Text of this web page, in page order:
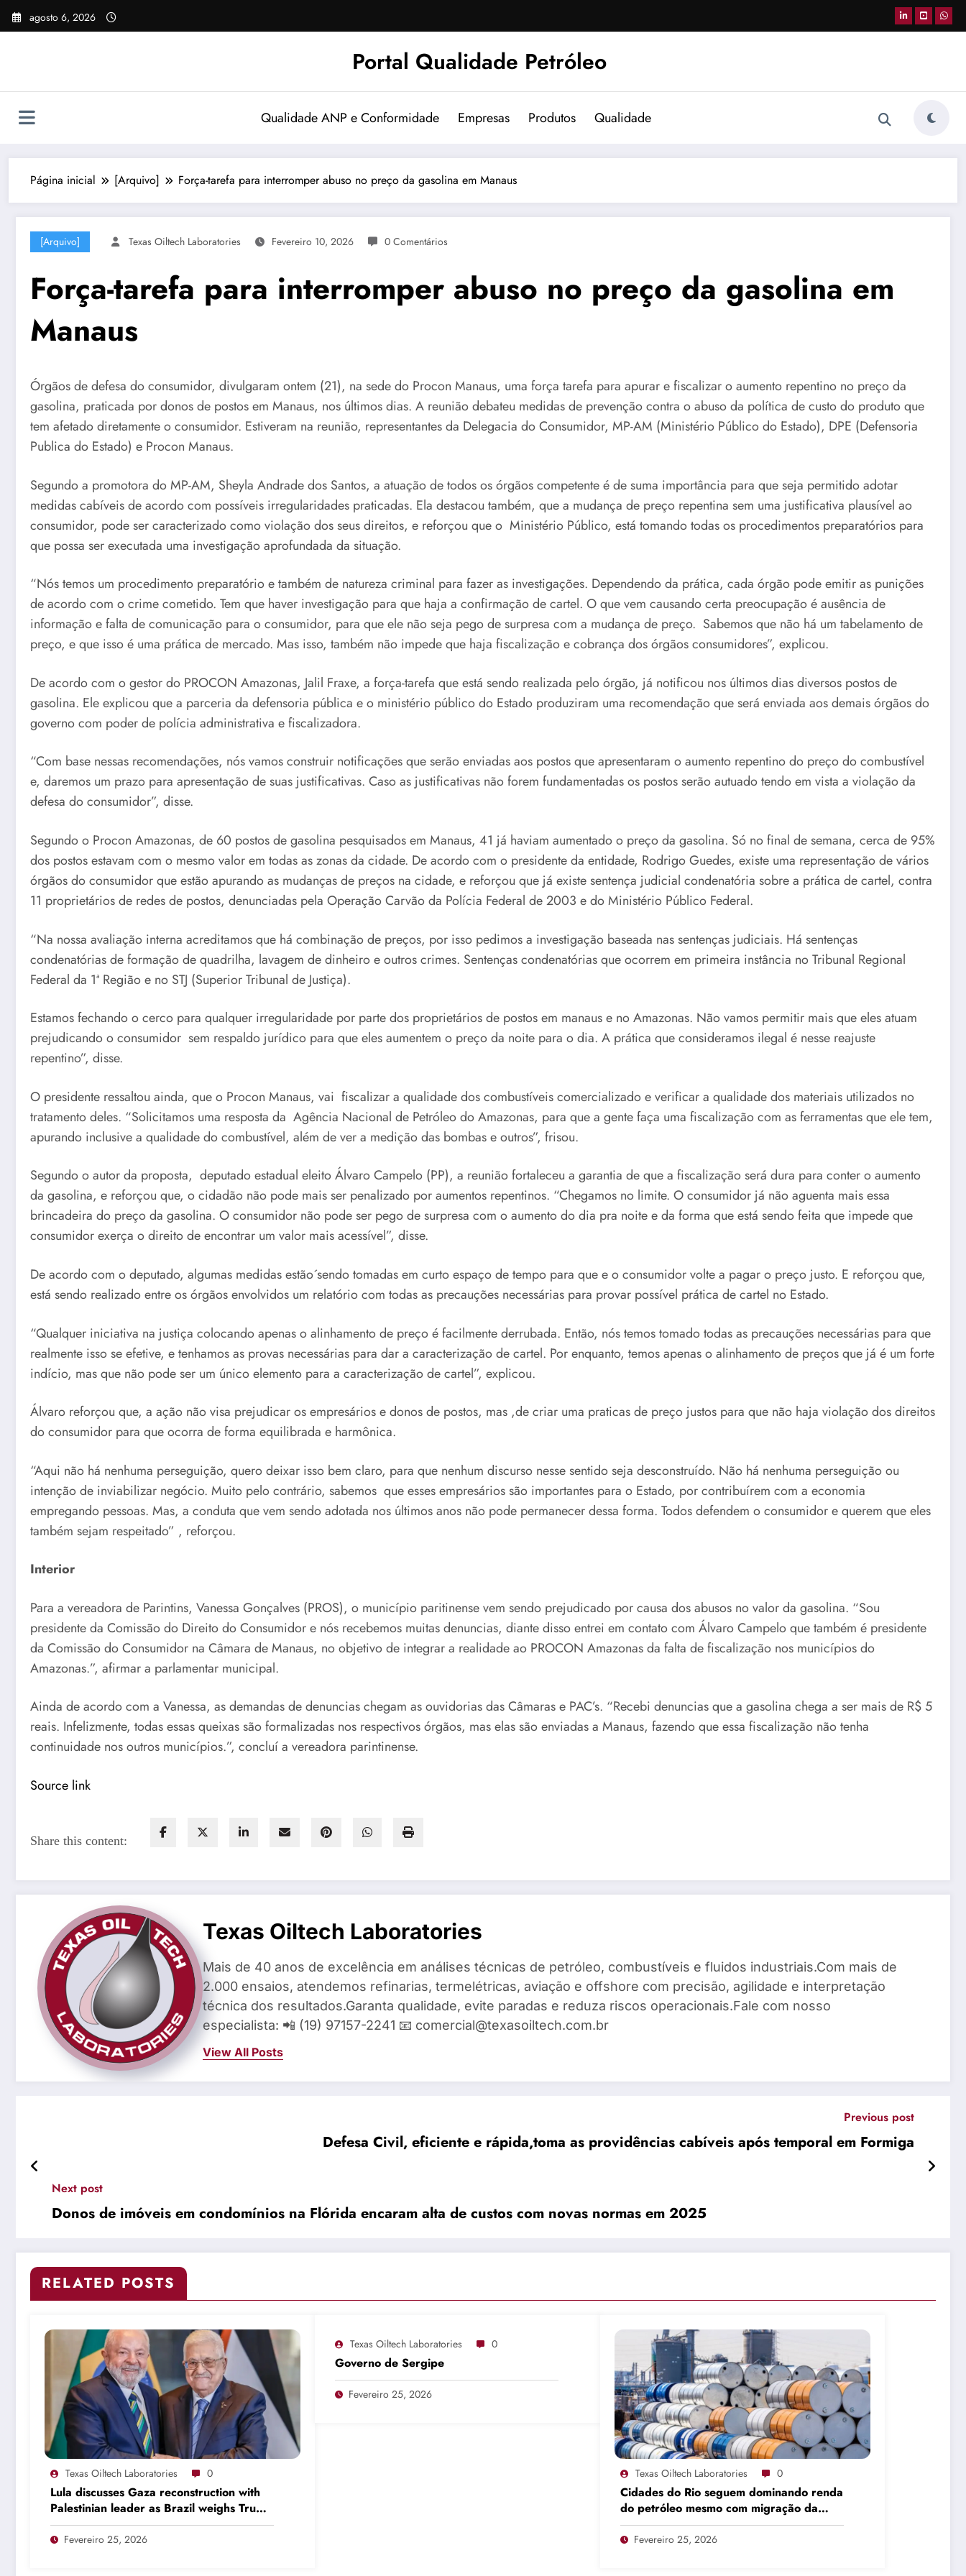
Pular
para
agosto 6, 2026
Portal Qualidade Petróleo
Qualidade ANP e Conformidade Empresas Produtos Qualidade
Página inicial [Arquivo] Força-tarefa para interromper abuso no preço da gasolina em Manaus
[Arquivo] Texas Oiltech Laboratories Fevereiro 10, 2026 0 Comentários
Força-tarefa para interromper abuso no preço da gasolina em
Manaus
Órgãos de defesa do consumidor, divulgaram ontem (21), na sede do Procon Manaus, uma força tarefa para apurar e fiscalizar o aumento repentino no preço da
gasolina, praticada por donos de postos em Manaus, nos últimos dias. A reunião debateu medidas de prevenção contra o abuso da política de custo do produto que
tem afetado diretamente o consumidor. Estiveram na reunião, representantes da Delegacia do Consumidor, MP-AM (Ministério Público do Estado), DPE (Defensoria
Publica do Estado) e Procon Manaus.
Segundo a promotora do MP-AM, Sheyla Andrade dos Santos, a atuação de todos os órgãos competente é de suma importância para que seja permitido adotar
medidas cabíveis de acordo com possíveis irregularidades praticadas. Ela destacou também, que a mudança de preço repentina sem uma justificativa plausível ao
consumidor, pode ser caracterizado como violação dos seus direitos, e reforçou que o Ministério Público, está tomando todas os procedimentos preparatórios para
que possa ser executada uma investigação aprofundada da situação.
“Nós temos um procedimento preparatório e também de natureza criminal para fazer as investigações. Dependendo da prática, cada órgão pode emitir as punições
de acordo com o crime cometido. Tem que haver investigação para que haja a confirmação de cartel. O que vem causando certa preocupação é ausência de
informação e falta de comunicação para o consumidor, para que ele não seja pego de surpresa com a mudança de preço. Sabemos que não há um tabelamento de
preço, e que isso é uma prática de mercado. Mas isso, também não impede que haja fiscalização e cobrança dos órgãos consumidores”, explicou.
De acordo com o gestor do PROCON Amazonas, Jalil Fraxe, a força-tarefa que está sendo realizada pelo órgão, já notificou nos últimos dias diversos postos de
gasolina. Ele explicou que a parceria da defensoria pública e o ministério público do Estado produziram uma recomendação que será enviada aos demais órgãos do
governo com poder de polícia administrativa e fiscalizadora.
“Com base nessas recomendações, nós vamos construir notificações que serão enviadas aos postos que apresentaram o aumento repentino do preço do combustível
e, daremos um prazo para apresentação de suas justificativas. Caso as justificativas não forem fundamentadas os postos serão autuado tendo em vista a violação da
defesa do consumidor”, disse.
Segundo o Procon Amazonas, de 60 postos de gasolina pesquisados em Manaus, 41 já haviam aumentado o preço da gasolina. Só no final de semana, cerca de 95%
dos postos estavam com o mesmo valor em todas as zonas da cidade. De acordo com o presidente da entidade, Rodrigo Guedes, existe uma representação de vários
órgãos do consumidor que estão apurando as mudanças de preços na cidade, e reforçou que já existe sentença judicial condenatória sobre a prática de cartel, contra
11 proprietários de redes de postos, denunciadas pela Operação Carvão da Polícia Federal de 2003 e do Ministério Público Federal.
“Na nossa avaliação interna acreditamos que há combinação de preços, por isso pedimos a investigação baseada nas sentenças judiciais. Há sentenças
condenatórias de formação de quadrilha, lavagem de dinheiro e outros crimes. Sentenças condenatórias que ocorrem em primeira instância no Tribunal Regional
Federal da 1ª Região e no STJ (Superior Tribunal de Justiça).
Estamos fechando o cerco para qualquer irregularidade por parte dos proprietários de postos em manaus e no Amazonas. Não vamos permitir mais que eles atuam
prejudicando o consumidor sem respaldo jurídico para que eles aumentem o preço da noite para o dia. A prática que consideramos ilegal é nesse reajuste
repentino”, disse.
O presidente ressaltou ainda, que o Procon Manaus, vai fiscalizar a qualidade dos combustíveis comercializado e verificar a qualidade dos materiais utilizados no
tratamento deles. “Solicitamos uma resposta da Agência Nacional de Petróleo do Amazonas, para que a gente faça uma fiscalização com as ferramentas que ele tem,
apurando inclusive a qualidade do combustível, além de ver a medição das bombas e outros”, frisou.
Segundo o autor da proposta, deputado estadual eleito Álvaro Campelo (PP), a reunião fortaleceu a garantia de que a fiscalização será dura para conter o aumento
da gasolina, e reforçou que, o cidadão não pode mais ser penalizado por aumentos repentinos. “Chegamos no limite. O consumidor já não aguenta mais essa
brincadeira do preço da gasolina. O consumidor não pode ser pego de surpresa com o aumento do dia pra noite e da forma que está sendo feita que impede que
consumidor exerça o direito de encontrar um valor mais acessível”, disse.
De acordo com o deputado, algumas medidas estão´sendo tomadas em curto espaço de tempo para que e o consumidor volte a pagar o preço justo. E reforçou que,
está sendo realizado entre os órgãos envolvidos um relatório com todas as precauções necessárias para provar possível prática de cartel no Estado.
“Qualquer iniciativa na justiça colocando apenas o alinhamento de preço é facilmente derrubada. Então, nós temos tomado todas as precauções necessárias para que
realmente isso se efetive, e tenhamos as provas necessárias para dar a caracterização de cartel. Por enquanto, temos apenas o alinhamento de preços que já é um forte
indício, mas que não pode ser um único elemento para a caracterização de cartel”, explicou.
Álvaro reforçou que, a ação não visa prejudicar os empresários e donos de postos, mas ,de criar uma praticas de preço justos para que não haja violação dos direitos
do consumidor para que ocorra de forma equilibrada e harmônica.
“Aqui não há nenhuma perseguição, quero deixar isso bem claro, para que nenhum discurso nesse sentido seja desconstruído. Não há nenhuma perseguição ou
intenção de inviabilizar negócio. Muito pelo contrário, sabemos que esses empresários são importantes para o Estado, por contribuírem com a economia
empregando pessoas. Mas, a conduta que vem sendo adotada nos últimos anos não pode permanecer dessa forma. Todos defendem o consumidor e querem que eles
também sejam respeitado” , reforçou.
Interior
Para a vereadora de Parintins, Vanessa Gonçalves (PROS), o município paritinense vem sendo prejudicado por causa dos abusos no valor da gasolina. “Sou
presidente da Comissão do Direito do Consumidor e nós recebemos muitas denuncias, diante disso entrei em contato com Álvaro Campelo que também é presidente
da Comissão do Consumidor na Câmara de Manaus, no objetivo de integrar a realidade ao PROCON Amazonas da falta de fiscalização nos municípios do
Amazonas.”, afirmar a parlamentar municipal.
Ainda de acordo com a Vanessa, as demandas de denuncias chegam as ouvidorias das Câmaras e PAC’s. “Recebi denuncias que a gasolina chega a ser mais de R$ 5
reais. Infelizmente, todas essas queixas são formalizadas nos respectivos órgãos, mas elas são enviadas a Manaus, fazendo que essa fiscalização não tenha
continuidade nos outros municípios.”, concluí a vereadora parintinense.
Source link
Share this content:
Texas Oiltech Laboratories
Mais de 40 anos de excelência em análises técnicas de petróleo, combustíveis e fluidos industriais.Com mais de
2.000 ensaios, atendemos refinarias, termelétricas, aviação e offshore com precisão, agilidade e interpretação
técnica dos resultados.Garanta qualidade, evite paradas e reduza riscos operacionais.Fale com nosso
especialista: 📲 (19) 97157-2241 📧 comercial@texasoiltech.com.br
View All Posts
Previous post
Defesa Civil, eficiente e rápida,toma as providências cabíveis após temporal em Formiga
Next post
Donos de imóveis em condomínios na Flórida encaram alta de custos com novas normas em 2025
RELATED POSTS
Texas Oiltech Laboratories 0
Lula discusses Gaza reconstruction with
Palestinian leader as Brazil weighs Trump
invitation
Fevereiro 25, 2026
Texas Oiltech Laboratories 0
Governo de Sergipe
Fevereiro 25, 2026
Texas Oiltech Laboratories 0
Cidades do Rio seguem dominando renda
do petróleo mesmo com migração da
produção
Fevereiro 25, 2026